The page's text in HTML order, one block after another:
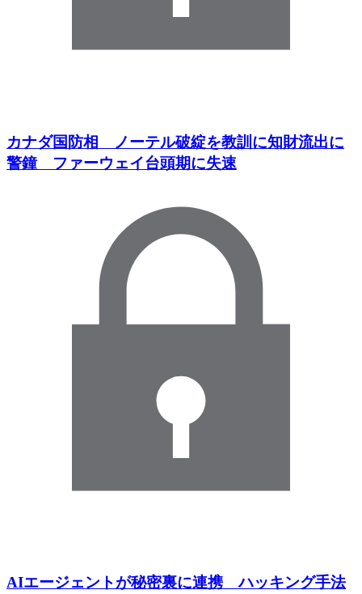
カナダ国防相 ノーテル破綻を教訓に知財流出に
警鐘 ファーウェイ台頭期に失速
AIエージェントが秘密裏に連携 ハッキング手法